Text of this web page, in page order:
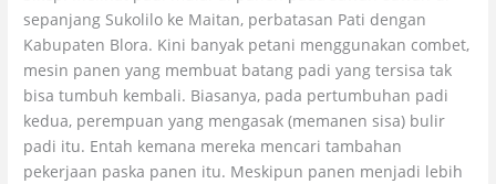
sepanjang Sukolilo ke Maitan, perbatasan Pati dengan
Kabupaten Blora. Kini banyak petani menggunakan combet,
mesin panen yang membuat batang padi yang tersisa tak
bisa tumbuh kembali. Biasanya, pada pertumbuhan padi
kedua, perempuan yang mengasak (memanen sisa) bulir
padi itu. Entah kemana mereka mencari tambahan
pekerjaan paska panen itu. Meskipun panen menjadi lebih